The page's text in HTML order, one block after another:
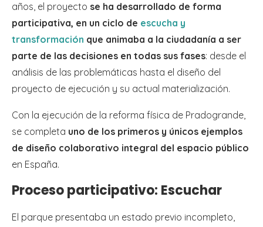
años, el proyecto se ha desarrollado de forma
participativa, en un ciclo de escucha y
transformación que animaba a la ciudadanía a ser
parte de las decisiones en todas sus fases: desde el
análisis de las problemáticas hasta el diseño del
proyecto de ejecución y su actual materialización.
Con la ejecución de la reforma física de Pradogrande,
se completa uno de los primeros y únicos ejemplos
de diseño colaborativo integral del espacio público
en España.
Proceso participativo: Escuchar
El parque presentaba un estado previo incompleto,